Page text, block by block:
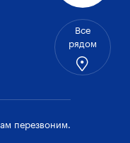
Все
рядом
перезвоним.